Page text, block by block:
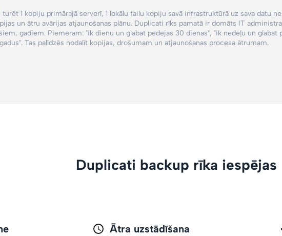
1 kopiju primārajā serverī, 1 lokālu failu kopiju savā infrastruktūrā uz sava datu
un ātru avārijas atjaunošanas plānu. Duplicati rīks pamatā ir domāts IT
gadiem. Piemēram: "ik dienu un glabāt pēdējās 30 dienas", "ik nedēļu un glabāt
. Tas palīdzēs nodalīt kopijas, drošumam un atjaunošanas procesa ātrumam.
Duplicati backup rīka iespējas
Ātra uzstādīšana